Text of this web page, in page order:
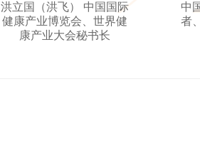
洪立国（洪飞） 中国国际
健康产业博览会、世界健
康产业大会秘书长
中
者